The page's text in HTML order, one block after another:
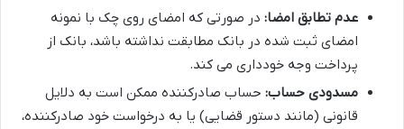
عدم تطابق امضا: در صورتی که امضای روی چک با نمونه
امضای ثبت شده در بانک مطابقت نداشته باشد، بانک از
پرداخت وجه خودداری می کند.
مسدودی حساب: حساب صادرکننده ممکن است به دلایل
قانونی (مانند دستور قضایی) یا به درخواست خود صادرکننده،